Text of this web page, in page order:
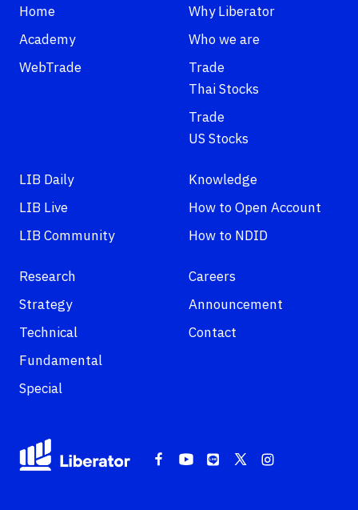
Home
Academy
WebTrade
Why Liberator
Who we are
Trade
Thai Stocks
Trade
US Stocks
LIB Daily
LIB Live
LIB Community
Knowledge
How to Open Account
How to NDID
Research
Strategy
Technical
Fundamental
Special
Careers
Announcement
Contact